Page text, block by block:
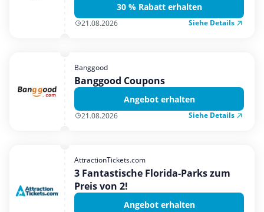
30 % Rabatt erhalten
21.08.2026 Siehe Details
Banggood
Banggood Coupons
Angebot erhalten
21.08.2026 Siehe Details
AttractionTickets.com
3 Fantastische Florida-Parks zum
Preis von 2!
Angebot erhalten